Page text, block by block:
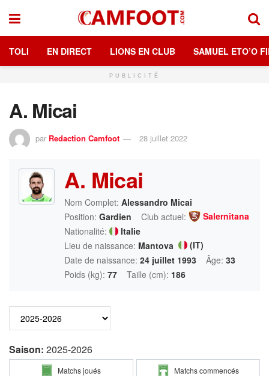
TOLI EN DIRECT LIONS EN CLUB SAMUEL ETO’O
PUBLICITÉ
A. Micai
par Redaction Camfoot 28 juillet 2022
A. Micai
Nom Complet: Alessandro Micai
Position: Gardien Club actuel:
Salernitana
Nationalité:
Italie
Lieu de naissance: Mantova
(IT)
Date de naissance: 24 juillet 1993 Âge: 33
Poids (kg): 77 Taille (cm): 186
Saison: 2025-2026
Matchs joués Matchs commencés